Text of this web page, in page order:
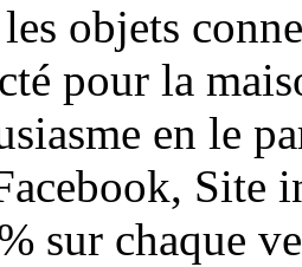
objets
pour la
en le
Site
sur chaque